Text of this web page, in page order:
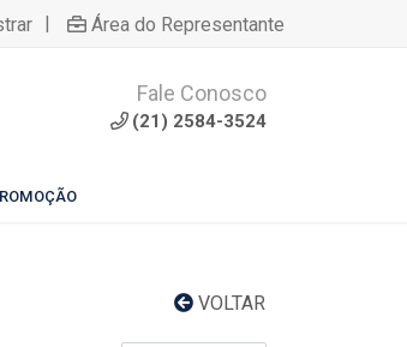
| Área do Representante
Fale Conosco
(21) 2584-3524
VOLTAR